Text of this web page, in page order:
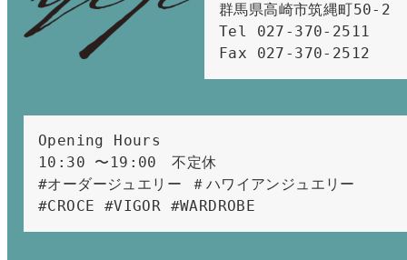
群馬県高崎市筑縄町50-2
Tel 027-370-2511
Fax 027-370-2512
Opening Hours
10:30 〜19:00　不定休
#オーダージュエリー ＃ハワイアンジュエリー
#CROCE #VIGOR #WARDROBE